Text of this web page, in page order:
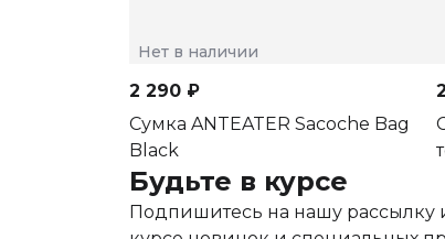
Нет в наличии
2 290 ₽
Сумка ANTEATER Sacoche Bag
Black
Будьте в курсе
Подпишитесь на нашу рассылку